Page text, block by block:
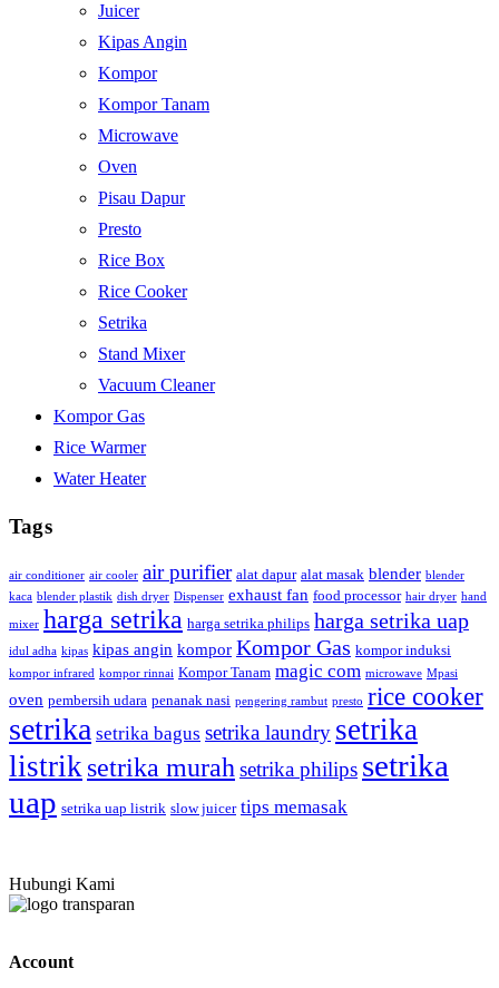
Juicer
Kipas Angin
Kompor
Kompor Tanam
Microwave
Oven
Pisau Dapur
Presto
Rice Box
Rice Cooker
Setrika
Stand Mixer
Vacuum Cleaner
Kompor Gas
Rice Warmer
Water Heater
Tags
air conditioner air cooler air purifier alat dapur alat masak blender blender
kaca blender plastik dish dryer Dispenser exhaust fan food processor hair dryer hand
mixer harga setrika harga setrika philips harga setrika uap
idul adha kipas kipas angin kompor Kompor Gas kompor induksi
kompor infrared kompor rinnai Kompor Tanam magic com microwave Mpasi
oven pembersih udara penanak nasi pengering rambut presto rice cooker
setrika setrika bagus setrika laundry setrika
listriksetrika murah setrika philips setrika
uap setrika uap listrik slow juicer tips memasak
Hubungi Kami
Account